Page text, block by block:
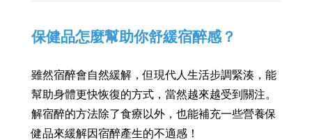
保健品怎麼幫助你舒緩宿醉感？
雖然宿醉會自然緩解，但現代人生活步調緊湊，能
幫助身體更快恢復的方式，當然越來越受到關注。
解宿醉的方法除了食療以外，也能補充一些營養保
健品來緩解因宿醉產生的不適感！